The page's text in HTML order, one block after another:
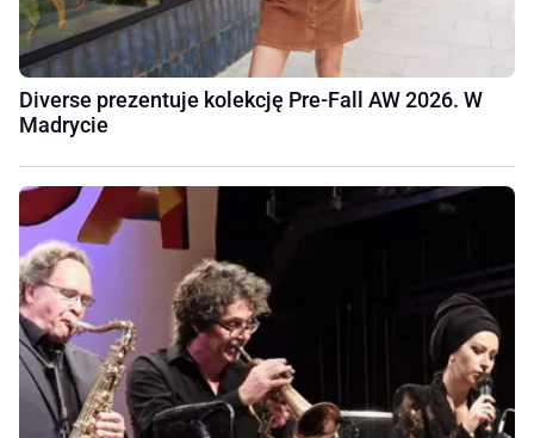
Diverse prezentuje kolekcję Pre-Fall AW 2026. W
Madrycie